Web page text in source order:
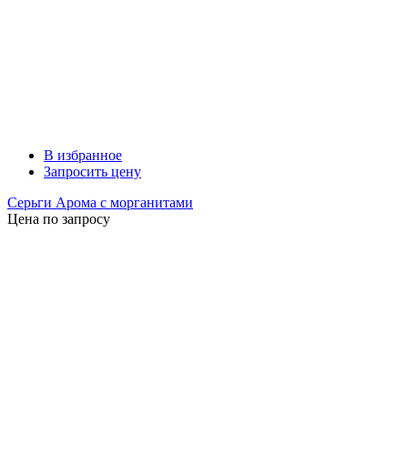
В избранное
Запросить цену
Серьги Арома с морганитами
Цена по запросу